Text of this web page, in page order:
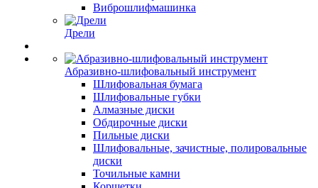
Виброшлифмашинка
Дрели
Абразивно-шлифовальный инструмент
Шлифовальная бумага
Шлифовальные губки
Алмазные диски
Обдирочные диски
Пильные диски
Шлифовальные, зачистные, полировальные
диски
Точильные камни